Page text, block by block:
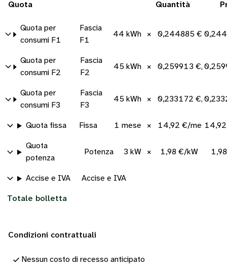
Quota Quantità
Quota per
consumi F1
Fascia
F1
44 kWh × 0,244885 €/kWh
Quota per
consumi F2
Fascia
F2
45 kWh × 0,259913 €/kWh
Quota per
consumi F3
Fascia
F3
45 kWh × 0,233172 €/kWh
Quota fissa Fissa 1 mese × 14,92 €/mese
Quota
potenza
Potenza 3 kW × 1,98 €/kW
Accise e IVA Accise e IVA
Totale bolletta
Condizioni contrattuali
Nessun costo di recesso anticipato